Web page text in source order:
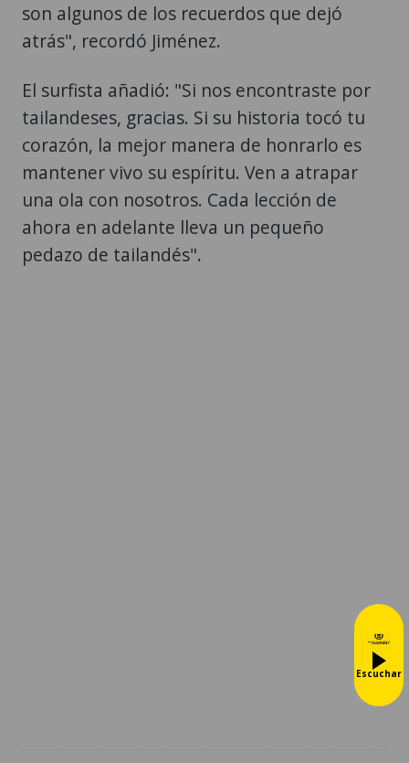
son algunos de los recuerdos que dejó
atrás", recordó Jiménez.
El surfista añadió: "Si nos encontraste por
tailandeses, gracias. Si su historia tocó tu
corazón, la mejor manera de honrarlo es
mantener vivo su espíritu. Ven a atrapar
una ola con nosotros. Cada lección de
ahora en adelante lleva un pequeño
pedazo de tailandés".
Escuchar